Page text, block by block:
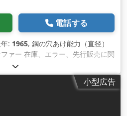
電話する
: 1965, 鋼の穴あけ能力（直径）
ァー 在庫、エラー、先行販売に関
できます 予約済み、オファー: ア
イプAB4 / SV 1965年頃に建てられ
_____ 鋼の掘削能力60 40ミリ
ミリメートル モールステーパー
柱径 160ミリメートル スピンドル
小型広告